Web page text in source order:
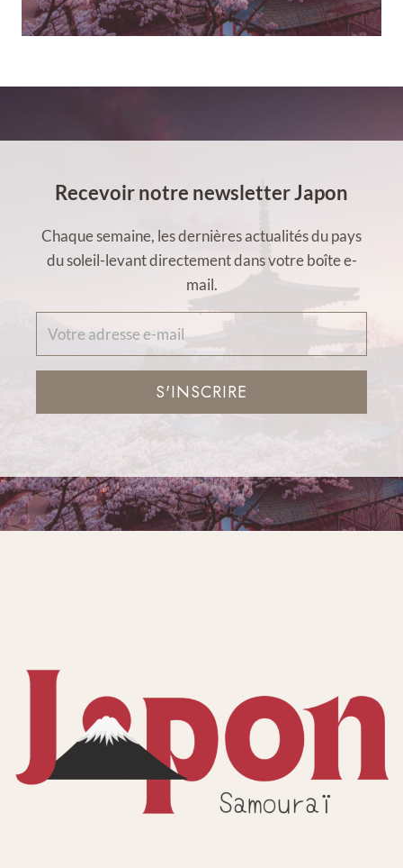
Recevoir notre newsletter Japon
Chaque semaine, les dernières actualités du pays
du soleil-levant directement dans votre boîte e-
mail.
S'INSCRIRE